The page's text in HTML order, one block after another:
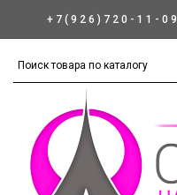
+7(926)720-11-09